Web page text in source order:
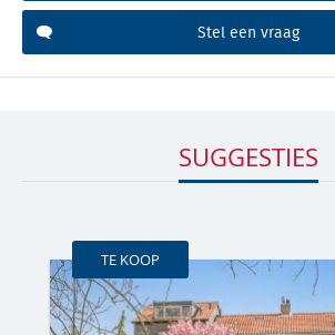
Stel een vraag
SUGGESTIES
TE KOOP